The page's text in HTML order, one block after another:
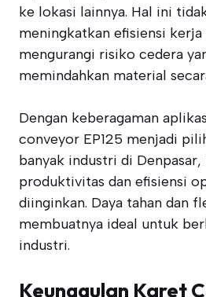
ke lokasi lainnya. Hal ini
meningkatkan efisiensi
mengurangi risiko cedera
memindahkan material
Dengan keberagaman
conveyor EP125 menjadi
banyak industri di
produktivitas dan efisiensi
diinginkan. Daya tahan dan
membuatnya ideal untuk
industri.
Keunggulan Karet